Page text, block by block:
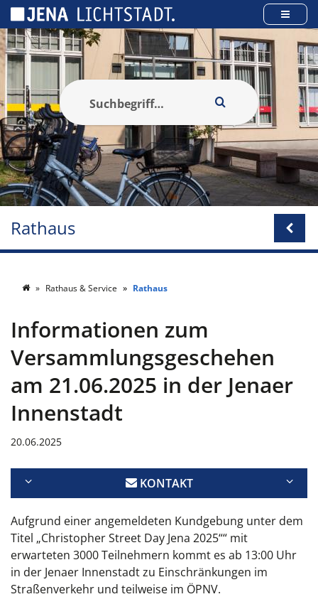
Rathaus
Rathaus & Service Rathaus
Informationen zum
Versammlungsgeschehen
am 21.06.2025 in der Jenaer
Innenstadt
20.06.2025
KONTAKT
Aufgrund einer angemeldeten Kundgebung unter dem
Titel „Christopher Street Day Jena 2025““ mit
erwarteten 3000 Teilnehmern kommt es ab 13:00 Uhr
in der Jenaer Innenstadt zu Einschränkungen im
Straßenverkehr und teilweise im ÖPNV.
Cookie-Einstellungen